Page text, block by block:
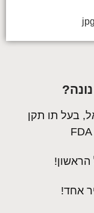
בעל תו תקן
הראשון!
אחד!